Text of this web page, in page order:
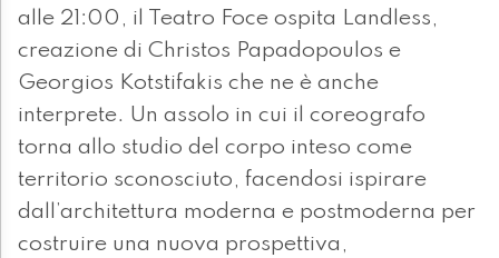
alle 21:00, il Teatro Foce ospita Landless,
creazione di Christos Papadopoulos e
Georgios Kotstifakis che ne è anche
interprete. Un assolo in cui il coreografo
torna allo studio del corpo inteso come
territorio sconosciuto, facendosi ispirare
dall’architettura moderna e postmoderna per
costruire una nuova prospettiva,